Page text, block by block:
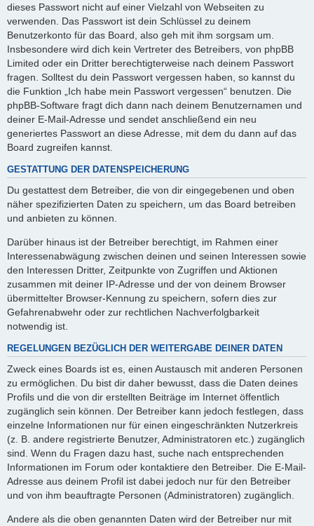
dieses Passwort nicht auf einer Vielzahl von Webseiten zu
verwenden. Das Passwort ist dein Schlüssel zu deinem
Benutzerkonto für das Board, also geh mit ihm sorgsam um.
Insbesondere wird dich kein Vertreter des Betreibers, von phpBB
Limited oder ein Dritter berechtigterweise nach deinem Passwort
fragen. Solltest du dein Passwort vergessen haben, so kannst du
die Funktion „Ich habe mein Passwort vergessen“ benutzen. Die
phpBB-Software fragt dich dann nach deinem Benutzernamen und
deiner E-Mail-Adresse und sendet anschließend ein neu
generiertes Passwort an diese Adresse, mit dem du dann auf das
Board zugreifen kannst.
GESTATTUNG DER DATENSPEICHERUNG
Du gestattest dem Betreiber, die von dir eingegebenen und oben
näher spezifizierten Daten zu speichern, um das Board betreiben
und anbieten zu können.
Darüber hinaus ist der Betreiber berechtigt, im Rahmen einer
Interessenabwägung zwischen deinen und seinen Interessen sowie
den Interessen Dritter, Zeitpunkte von Zugriffen und Aktionen
zusammen mit deiner IP-Adresse und der von deinem Browser
übermittelter Browser-Kennung zu speichern, sofern dies zur
Gefahrenabwehr oder zur rechtlichen Nachverfolgbarkeit
notwendig ist.
REGELUNGEN BEZÜGLICH DER WEITERGABE DEINER DATEN
Zweck eines Boards ist es, einen Austausch mit anderen Personen
zu ermöglichen. Du bist dir daher bewusst, dass die Daten deines
Profils und die von dir erstellten Beiträge im Internet öffentlich
zugänglich sein können. Der Betreiber kann jedoch festlegen, dass
einzelne Informationen nur für einen eingeschränkten Nutzerkreis
(z. B. andere registrierte Benutzer, Administratoren etc.) zugänglich
sind. Wenn du Fragen dazu hast, suche nach entsprechenden
Informationen im Forum oder kontaktiere den Betreiber. Die E-Mail-
Adresse aus deinem Profil ist dabei jedoch nur für den Betreiber
und von ihm beauftragte Personen (Administratoren) zugänglich.
Andere als die oben genannten Daten wird der Betreiber nur mit